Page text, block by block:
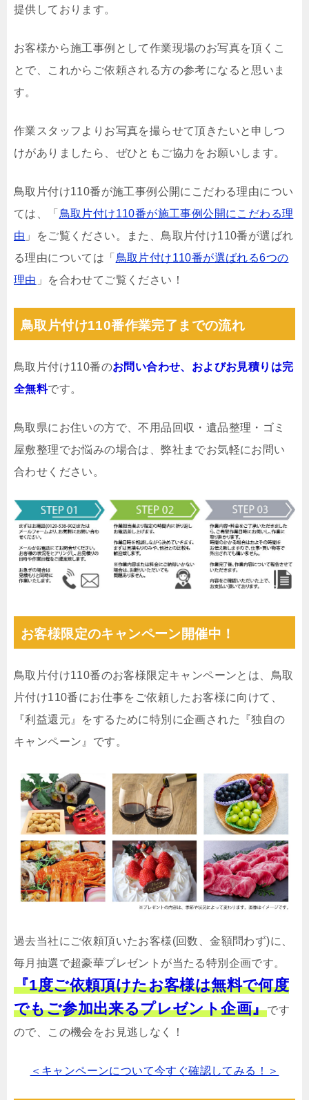
提供しております。
お客様から施工事例として作業現場のお写真を頂くこ
とで、これからご依頼される方の参考になると思いま
す。
作業スタッフよりお写真を撮らせて頂きたいと申しつ
けがありましたら、ぜひともご協力をお願いします。
鳥取片付け110番が施工事例公開にこだわる理由につい
ては、「 鳥取片付け110番が施工事例公開にこだわる理
由 」をご覧ください。また、鳥取片付け110番が選ばれ
る理由については「 鳥取片付け110番が選ばれる6つの
理由 」を合わせてご覧ください！
鳥取片付け110番作業完了までの流れ
鳥取片付け110番のお問い合わせ、およびお見積りは完
全無料です。
鳥取県にお住いの方で、不用品回収・遺品整理・ゴミ
屋敷整理でお悩みの場合は、弊社までお気軽にお問い
合わせください。
お客様限定のキャンペーン開催中！
鳥取片付け110番のお客様限定キャンペーンとは、鳥取
片付け110番にお仕事をご依頼したお客様に向けて、
『利益還元』をするために特別に企画された『独自の
キャンペーン』です。
過去当社にご依頼頂いたお客様(回数、金額問わず)に、
毎月抽選で超豪華プレゼントが当たる特別企画です。
『1度ご依頼頂けたお客様は無料で何度
でもご参加出来るプレゼント企画』です
ので、この機会をお見逃しなく！
＜キャンペーンについて今すぐ確認してみる！＞